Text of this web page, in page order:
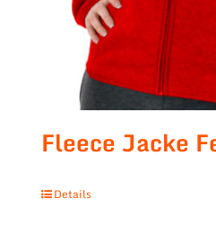
Fleece Jacke
Details